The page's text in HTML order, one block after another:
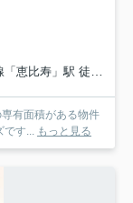
恵比寿」駅 徒歩16分
有面積がある物件
す...
もっと見る